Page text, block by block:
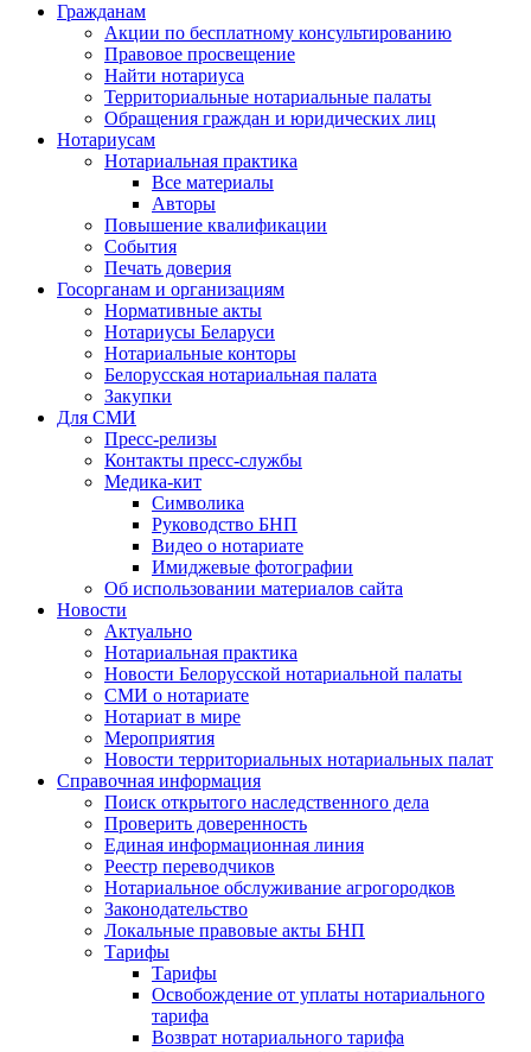
Гражданам
Акции по бесплатному консультированию
Правовое просвещение
Найти нотариуса
Территориальные нотариальные палаты
Обращения граждан и юридических лиц
Нотариусам
Нотариальная практика
Все материалы
Авторы
Повышение квалификации
События
Печать доверия
Госорганам и организациям
Нормативные акты
Нотариусы Беларуси
Нотариальные конторы
Белорусская нотариальная палата
Закупки
Для СМИ
Пресс-релизы
Контакты пресс-службы
Медика-кит
Символика
Руководство БНП
Видео о нотариате
Имиджевые фотографии
Об использовании материалов сайта
Новости
Актуально
Нотариальная практика
Новости Белорусской нотариальной палаты
СМИ о нотариате
Нотариат в мире
Мероприятия
Новости территориальных нотариальных палат
Справочная информация
Поиск открытого наследственного дела
Проверить доверенность
Единая информационная линия
Реестр переводчиков
Нотариальное обслуживание агрогородков
Законодательство
Локальные правовые акты БНП
Тарифы
Тарифы
Освобождение от уплаты нотариального
тарифа
Возврат нотариального тарифа